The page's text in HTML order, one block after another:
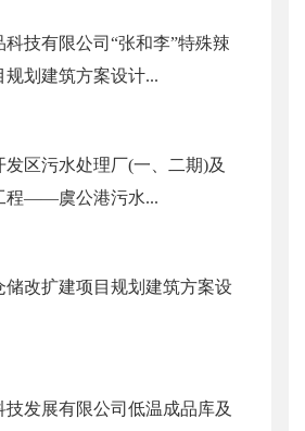
技有限公司“张和李”特殊辣
划建筑方案设计...
区污水处理厂(一、二期)及
程——虞公港污水...
储改扩建项目规划建筑方案设
发展有限公司低温成品库及